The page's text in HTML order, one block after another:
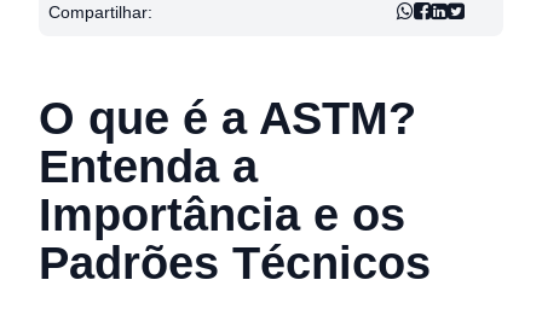
Compartilhar:
O que é a ASTM?
Entenda a
Importância e os
Padrões Técnicos